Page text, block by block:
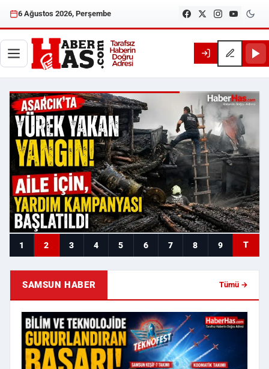
6 Ağustos 2026, Perşembe
Haberhas — Samsun Son
1 2 3 4 5 6 7 8 9 T
SAMSUN HABER Tümü →